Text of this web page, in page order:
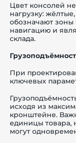
Цвет консолей
нагрузку:
обозначают
навигацию и
склада.
При
ключевых
исходя из
кронштейне.
единицы товара,
могут